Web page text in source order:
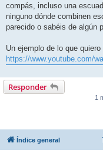
compás, incluso una
ninguno dónde combinen
parecido o sabéis de algún
Un ejemplo de lo que quiero
https://www.youtube.com/
Responder
1
Índice general